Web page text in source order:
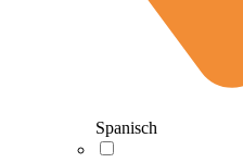
Spanisch